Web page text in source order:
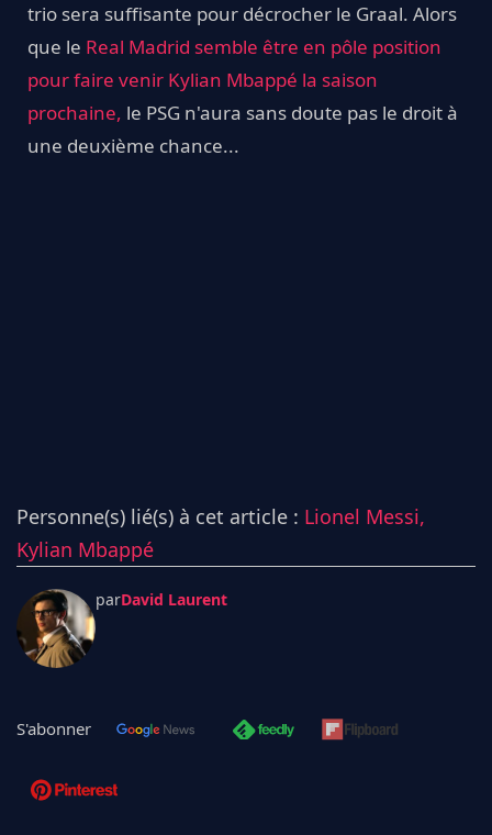
trio sera suffisante pour décrocher le Graal. Alors
que le Real Madrid semble être en pôle position
pour faire venir Kylian Mbappé la saison
prochaine, le PSG n'aura sans doute pas le droit à
une deuxième chance...
Personne(s) lié(s) à cet article : Lionel Messi,
Kylian Mbappé
parDavid Laurent
S'abonner